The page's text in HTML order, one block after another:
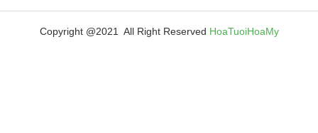
Copyright @2021 All Right Reserved HoaTuoiHoaMy